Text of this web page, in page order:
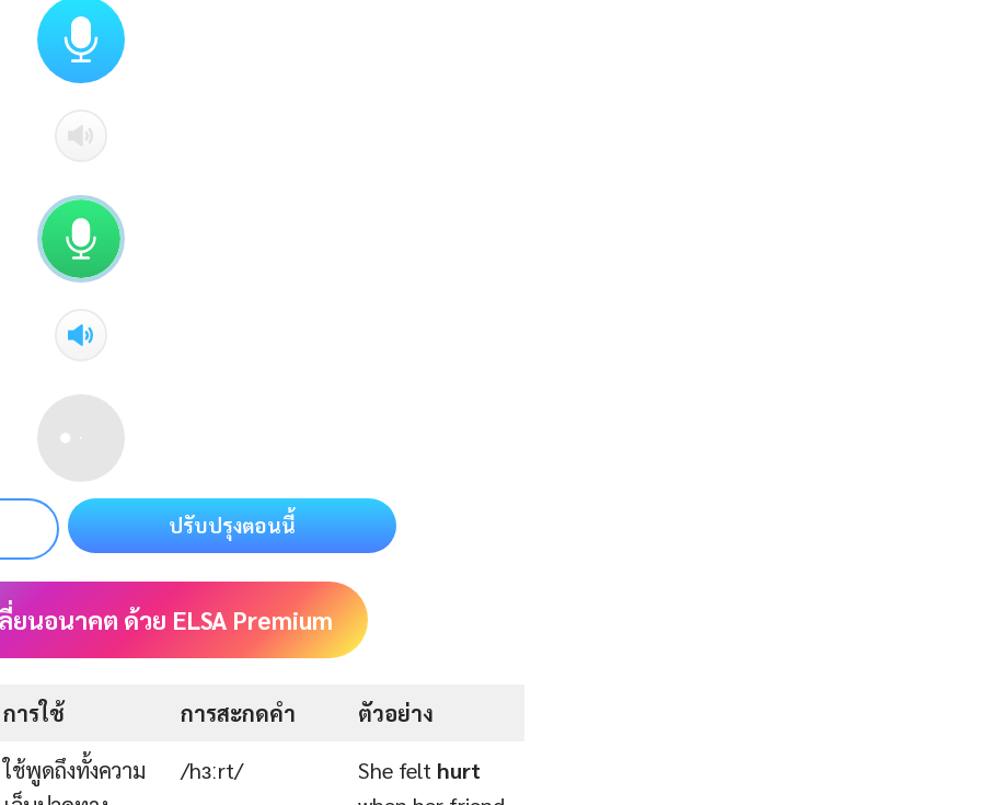
ปรับปรุงตอนนี้
ยนอนาคต ด้วย ELSA Premium
การใช้ การสะกดคำ
ตัวอย่าง
ใช้พูดถึงทั้งความ
/hɜːrt/ She felt hurt